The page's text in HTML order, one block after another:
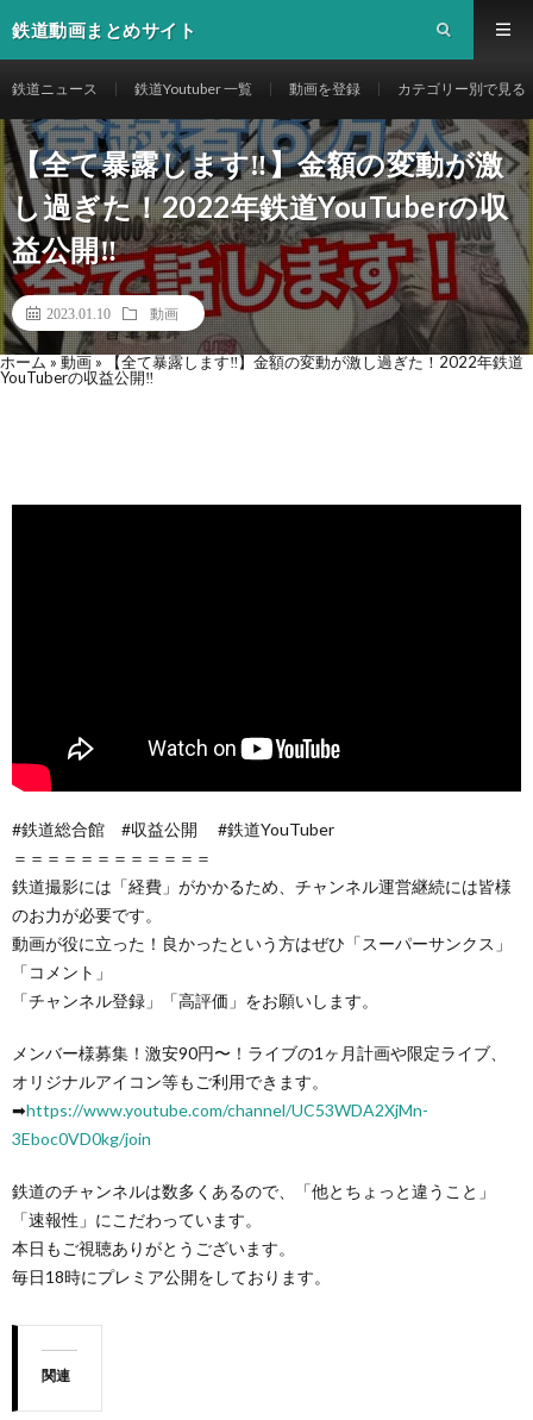
鉄道動画まとめサイト
鉄道ニュース 鉄道Youtuber 一覧 動画を登録 カテゴリー別で見る
【全て暴露します‼️】金額の変動が激
し過ぎた！2022年鉄道YouTuberの収
益公開‼️
2023.01.10 動画
ホーム » 動画 » 【全て暴露します‼️】金額の変動が激し過ぎた！2022年鉄道
YouTuberの収益公開‼️
#鉄道総合館 #収益公開 #鉄道YouTuber
＝＝＝＝＝＝＝＝＝＝＝＝
鉄道撮影には「経費」がかかるため、チャンネル運営継続には皆様
のお力が必要です。
動画が役に立った！良かったという方はぜひ「スーパーサンクス」
「コメント」
「チャンネル登録」「高評価」をお願いします。
メンバー様募集！激安90円〜！ライブの1ヶ月計画や限定ライブ、
オリジナルアイコン等もご利用できます。
➡︎https://www.youtube.com/channel/UC53WDA2XjMn-
3Eboc0VD0kg/join
鉄道のチャンネルは数多くあるので、「他とちょっと違うこと」
「速報性」にこだわっています。
本日もご視聴ありがとうございます。
毎日18時にプレミア公開をしております。
関連